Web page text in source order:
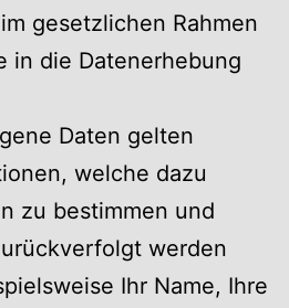
gesetzlichen Rahmen
in die Datenerhebung
Daten gelten
welche dazu
zu bestimmen und
werden
Ihr Name, Ihre